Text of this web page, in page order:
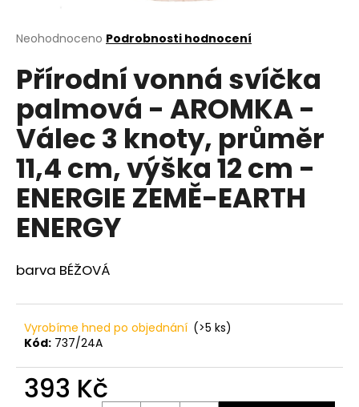
Průměrné
produktu
je
5
hvězdiček.
Neohodnoceno Podrobnosti hodnocení
Přírodní vonná svíčka
palmová - AROMKA -
Válec 3 knoty, průměr
11,4 cm, výška 12 cm -
ENERGIE ZEMĚ-EARTH
ENERGY
barva BÉŽOVÁ
Vyrobíme hned po objednání (>5 ks)
Kód: 737/24A
393 Kč
j
t
?
HLEDAT
o
o
u
č
u